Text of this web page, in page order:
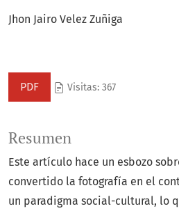
Jhon Jairo Velez Zuñiga
PDF Visitas: 367
Resumen
Este artículo hace un esbozo
convertido la fotografía en el
un paradigma social-cultural, lo